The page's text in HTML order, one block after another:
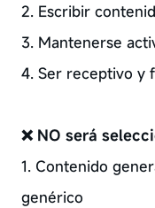
2. Escribir
3. Mantenerse
4. Ser receptivo y
❌ NO será
1. Contenido
genérico